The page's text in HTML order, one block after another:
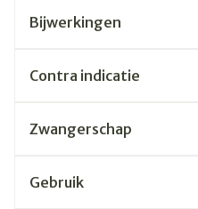
Bijwerkingen
Contra indicatie
Zwangerschap
Gebruik